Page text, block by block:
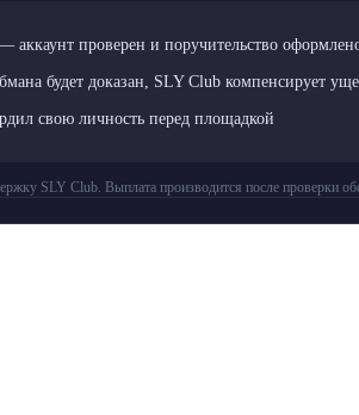
аккаунт проверен и поручительство
будет доказан, SLY Club компенсирует
свою личность перед площадкой
SLY Club. Выплата производится после проверки